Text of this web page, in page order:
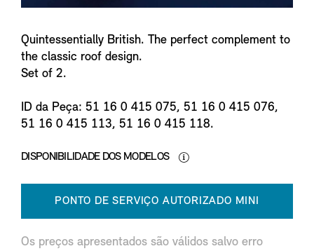
Quintessentially British. The perfect complement to
the classic roof design.
Set of 2.
ID da Peça: 51 16 0 415 075, 51 16 0 415 076,
51 16 0 415 113, 51 16 0 415 118.
DISPONIBILIDADE DOS MODELOS
PONTO DE SERVIÇO AUTORIZADO MINI
Os preços apresentados são válidos salvo erro